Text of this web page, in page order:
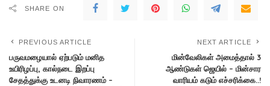
SHARE ON
PREVIOUS ARTICLE
பருவமழையால் ஏற்படும் மனித
உயிரிழப்பு, கால்நடை இறப்பு
சேதத்துக்கு உடனடி நிவாரணம் –
NEXT ARTICLE
மின்வேலிகள் அமைத்தால் 3
ஆண்டுகள் ஜெயில் – மின்சார
வாரியம் கடும் எச்சரிக்கை..!